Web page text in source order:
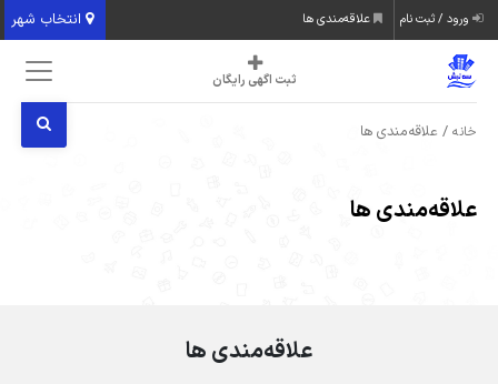
انتخاب شهر ورود / ثبت نام علاقه‌مندی ها
ثبت اگهی رایگان
خانه / علاقه‌مندی ها
علاقه‌مندی ها
علاقه‌مندی ها